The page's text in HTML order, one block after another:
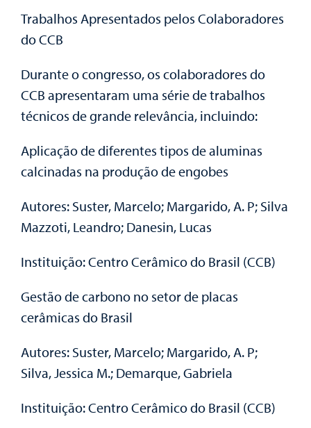
Trabalhos Apresentados pelos Colaboradores
do CCB
Durante o congresso, os colaboradores do
CCB apresentaram uma série de trabalhos
técnicos de grande relevância, incluindo:
Aplicação de diferentes tipos de aluminas
calcinadas na produção de engobes
Autores: Suster, Marcelo; Margarido, A. P; Silva
Mazzoti, Leandro; Danesin, Lucas
Instituição: Centro Cerâmico do Brasil (CCB)
Gestão de carbono no setor de placas
cerâmicas do Brasil
Autores: Suster, Marcelo; Margarido, A. P;
Silva, Jessica M.; Demarque, Gabriela
Instituição: Centro Cerâmico do Brasil (CCB)